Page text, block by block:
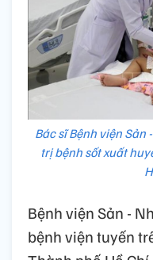
Bác sĩ Bệnh viện Sản
trị bệnh sốt xuất
Bệnh viện Sản -
bệnh viện tuyến